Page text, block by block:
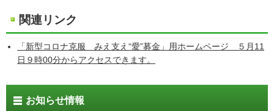
関連リンク
「新型コロナ克服 みえ支え“愛”募金」用ホームページ ５月11
日９時00分からアクセスできます。
お知らせ情報